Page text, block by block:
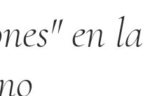
en la